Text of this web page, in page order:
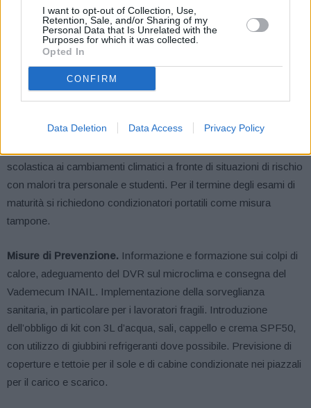
I want to opt-out of Collection, Use,
Retention, Sale, and/or Sharing of my
Personal Data that Is Unrelated with the
Purposes for which it was collected.
Opted In
CONFIRM
Data Deletion Data Access Privacy Policy
diversamente, copertura dell’orario contrattuale attraverso CIG,
banca ore e riduzione dell’orario.
Riders e Logistica.
12:30 alle 16:00 nei giorni a rischio “ALTO”. Divieto di carico e
scolastica ai cambiamenti climatici a fronte di situazioni di rischio
con malori tra personale e studenti. Per il termine degli esami di
maturità si richiedono condizionatori portatili come misura
tampone.
Misure di Prevenzione. Informazione e formazione sui colpi di
calore, adeguamento del DVR sul microclima e consegna del
Vademecum INAIL. Implementazione della sorveglianza
sanitaria, in particolare per i lavoratori fragili. Introduzione
dell’obbligo di kit con 3L d’acqua, sali, cappello e crema SPF50,
con utilizzo di giubbini refrigeranti dove possibile. Previsione di
coperture e tettoie per il sole e di cabine condizionate nei piazzali
per il carico e scarico.